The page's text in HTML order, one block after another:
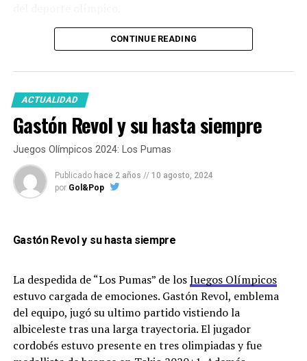
“El – José Torres –
me dijo medalla o
yeso”
En particular en este juego, comparado con los
otros que estuviste, como lo viste?
CONTINUE READING
ACTUALIDAD
Gastón Revol y su hasta siempre
Juegos Olímpicos 2024: Los Pumas
Publicado hace 2 años // 10 agosto, 2024
por Gol&Pop
Gastón Revol y su hasta siempre
La despedida de “Los Pumas” de losJuegos Olímpicos
estuvo cargada de emociones. Gastón Revol, emblema
del equipo, jugó su ultimo partido vistiendo la
albiceleste tras una larga trayectoria. El jugador
cordobés estuvo presente en tres olimpiadas y fue